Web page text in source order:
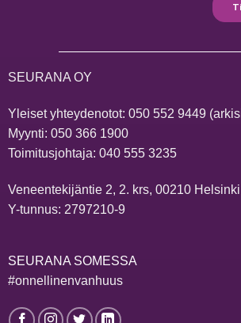
SEURANA OY
Yleiset yhteydenotot: 050 552 9449
Myynti: 050 366 1900
Toimitusjohtaja: 040 555 3235
Veneentekijäntie 2, 2. krs, 00210 Helsinki
Y-tunnus: 2797210-9
SEURANA SOMESSA
#onnellinenvanhuus